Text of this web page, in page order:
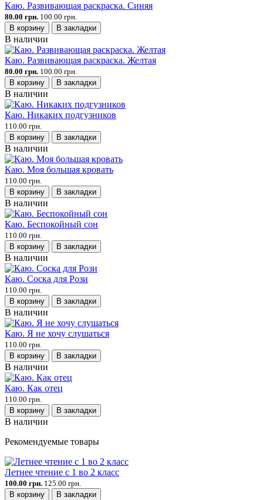
Каю. Развивающая раскраска. Синяя
80.00 грн. 100.00 грн.
В корзину
В закладки
В наличии
Каю. Развивающая раскраска. Желтая
80.00 грн. 100.00 грн.
В корзину
В закладки
В наличии
Каю. Никаких подгузников
110.00 грн.
В корзину
В закладки
В наличии
Каю. Моя большая кровать
110.00 грн.
В корзину
В закладки
В наличии
Каю. Беспокойный сон
110.00 грн.
В корзину
В закладки
В наличии
Каю. Соска для Рози
110.00 грн.
В корзину
В закладки
В наличии
Каю. Я не хочу слушаться
110.00 грн.
В корзину
В закладки
В наличии
Каю. Как отец
110.00 грн.
В корзину
В закладки
В наличии
Рекомендуемые товары
Летнее чтение с 1 во 2 класс
100.00 грн. 125.00 грн.
В корзину
В закладки